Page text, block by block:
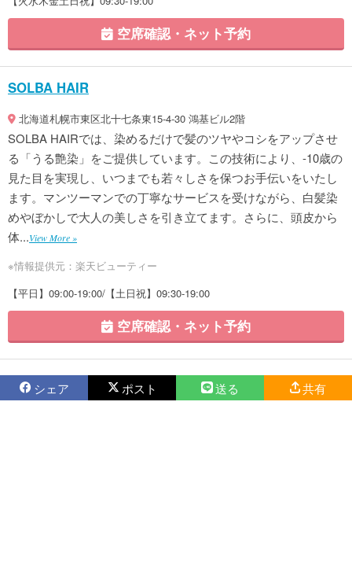
空席確認・ネット予約
SOLBA HAIR
北海道札幌市東区北十七条東15-4-30 鴻基ビル2階
SOLBA HAIRでは、染めるだけで髪のツヤやコシをアップさせ
る「うる艶染」をご提供しています。この技術により、-10歳の
見た目を実現し、いつまでも若々しさを保つお手伝いをいたし
ます。マンツーマンでの丁寧なサービスを受けながら、白髪染
めやぼかしで大人の美しさを引き立てます。さらに、頭皮から
体...View More »
※情報提供元：楽天ビューティー
【平日】09:00-19:00/【土日祝】09:30-19:00
空席確認・ネット予約
シェア ポスト 送る 共有